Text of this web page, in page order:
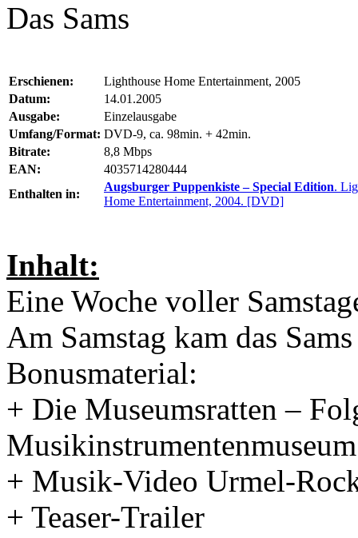
Das Sams
Erschienen:
Lighthouse Home Entertainment, 2005
Datum:
14.01.2005
Ausgabe:
Einzelausgabe
Umfang/Format: DVD-9, ca. 98min. + 42min.
Bitrate:
8,8 Mbps
EAN:
4035714280444
Enthalten in:
Augsburger Puppenkiste – Special Edition.
Home Entertainment, 2004. [DVD]
Inhalt:
Eine Woche voller
Am Samstag kam das
Bonusmaterial:
+ Die Museumsratten –
+ Musik-Video Urmel-
+ Teaser-Trailer